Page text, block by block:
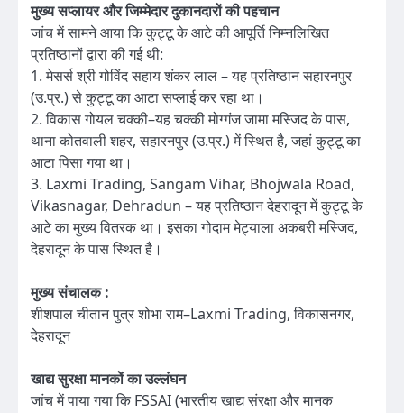
मुख्य सप्लायर और जिम्मेदार दुकानदारों की पहचान
जांच में सामने आया कि कुट्टू के आटे की आपूर्ति निम्नलिखित
प्रतिष्ठानों द्वारा की गई थी:
1. मेसर्स श्री गोविंद सहाय शंकर लाल – यह प्रतिष्ठान सहारनपुर
(उ.प्र.) से कुट्टू का आटा सप्लाई कर रहा था।
2. विकास गोयल चक्की–यह चक्की मोग्गंज जामा मस्जिद के पास,
थाना कोतवाली शहर, सहारनपुर (उ.प्र.) में स्थित है, जहां कुट्टू का
आटा पिसा गया था।
3. Laxmi Trading, Sangam Vihar, Bhojwala Road,
Vikasnagar, Dehradun – यह प्रतिष्ठान देहरादून में कुट्टू के
आटे का मुख्य वितरक था। इसका गोदाम मेट्याला अकबरी मस्जिद,
देहरादून के पास स्थित है।
मुख्य संचालक :
शीशपाल चीतान पुत्र शोभा राम–Laxmi Trading, विकासनगर,
देहरादून
खाद्य सुरक्षा मानकों का उल्लंघन
जांच में पाया गया कि FSSAI (भारतीय खाद्य संरक्षा और मानक